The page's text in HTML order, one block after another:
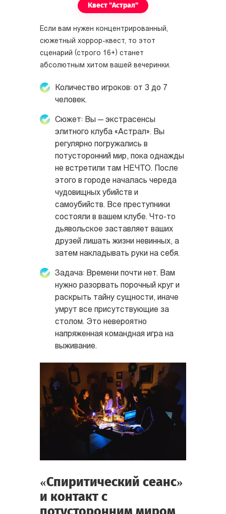
Квест "Астрал"
Если вам нужен концентрированный,
сюжетный хоррор-квест, то этот
сценарий (строго 16+) станет
абсолютным хитом вашей вечеринки.
Количество игроков: от 3 до 7
человек.
Сюжет: Вы — экстрасенсы
элитного клуба «Астрал». Вы
регулярно погружались в
потусторонний мир, пока однажды
не встретили там НЕЧТО. После
этого в городе началась череда
чудовищных убийств и
самоубийств. Все преступники
состояли в вашем клубе. Что-то
дьявольское заставляет ваших
друзей лишать жизни невинных, а
затем накладывать руки на себя.
Задача: Времени почти нет. Вам
нужно разорвать порочный круг и
раскрыть тайну сущности, иначе
умрут все присутствующие за
столом. Это невероятно
напряженная командная игра на
выживание.
«Спиритический сеанс»
и контакт с